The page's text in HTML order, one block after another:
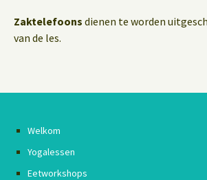
Zaktelefoons dienen te worden
van de les.
Welkom
Yogalessen
Eetworkshops